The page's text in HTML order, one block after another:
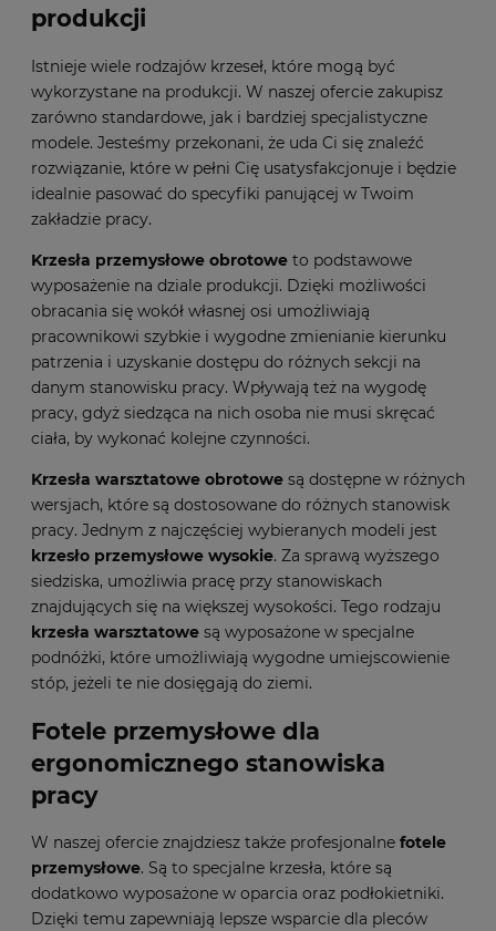
produkcji
Istnieje wiele rodzajów krzeseł, które mogą być
wykorzystane na produkcji. W naszej ofercie zakupisz
zarówno standardowe, jak i bardziej specjalistyczne
modele. Jesteśmy przekonani, że uda Ci się znaleźć
rozwiązanie, które w pełni Cię usatysfakcjonuje i będzie
idealnie pasować do specyfiki panującej w Twoim
zakładzie pracy.
Krzesła przemysłowe obrotowe to podstawowe
wyposażenie na dziale produkcji. Dzięki możliwości
obracania się wokół własnej osi umożliwiają
pracownikowi szybkie i wygodne zmienianie kierunku
patrzenia i uzyskanie dostępu do różnych sekcji na
danym stanowisku pracy. Wpływają też na wygodę
pracy, gdyż siedząca na nich osoba nie musi skręcać
ciała, by wykonać kolejne czynności.
Krzesła warsztatowe obrotowe są dostępne w różnych
wersjach, które są dostosowane do różnych stanowisk
pracy. Jednym z najczęściej wybieranych modeli jest
krzesło przemysłowe wysokie. Za sprawą wyższego
siedziska, umożliwia pracę przy stanowiskach
znajdujących się na większej wysokości. Tego rodzaju
krzesła warsztatowe są wyposażone w specjalne
podnóżki, które umożliwiają wygodne umiejscowienie
stóp, jeżeli te nie dosięgają do ziemi.
Fotele przemysłowe dla
ergonomicznego stanowiska
pracy
W naszej ofercie znajdziesz także profesjonalne fotele
przemysłowe. Są to specjalne krzesła, które są
dodatkowo wyposażone w oparcia oraz podłokietniki.
Dzięki temu zapewniają lepsze wsparcie dla pleców